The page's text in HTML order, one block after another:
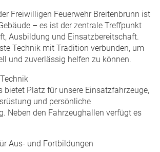
Freiwilligen Feuerwehr Breitenbrunn ist
– es ist der zentrale Treffpunkt
Ausbildung und Einsatzbereitschaft.
Technik mit Tradition verbunden, um
und zuverlässig helfen zu können.
bietet Platz für unsere Einsatzfahrzeuge,
und persönliche
Neben den Fahrzeughallen verfügt es
Aus- und Fortbildungen